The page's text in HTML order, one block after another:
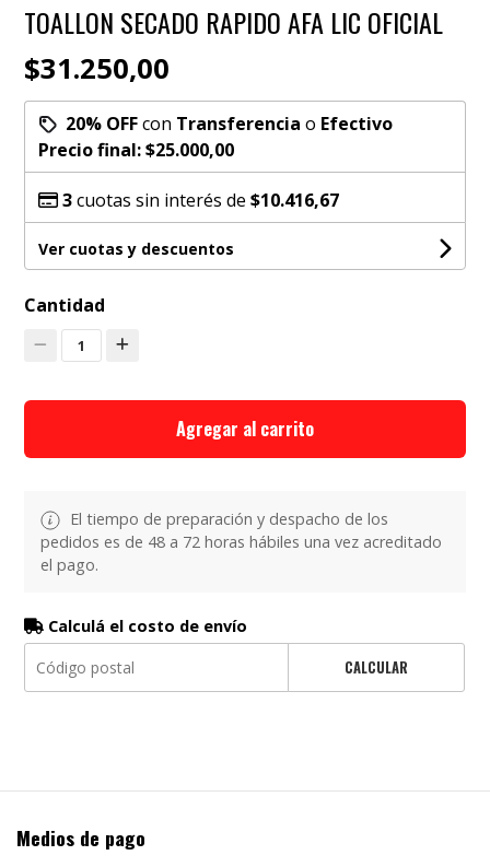
TOALLON SECADO RAPIDO AFA LIC OFICIAL
$31.250,00
20% OFFcon Transferencia o Efectivo
Precio final:$25.000,00
3cuotas sin interés de$10.416,67
Ver cuotas y descuentos
Cantidad
1
Agregar al carrito
El tiempo de preparación y despacho de los
pedidos es de 48 a 72 horas hábiles una vez acreditado
el pago.
Calculá el costo de envío
CALCULAR
Medios de pago